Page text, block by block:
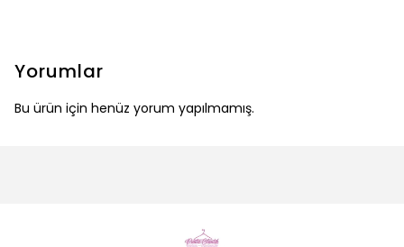
Yorumlar
Bu ürün için henüz yorum yapılmamış.